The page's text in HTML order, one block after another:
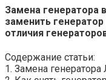
Замена генератора
заменить
отличия
Содержание статьи:
1. Замена